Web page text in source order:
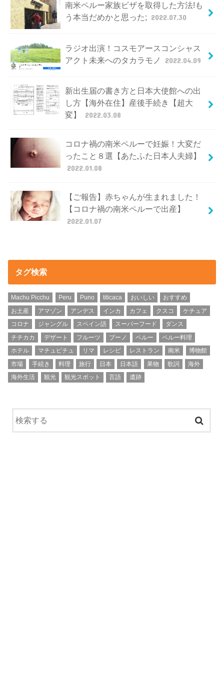
南米ペルー家族ビザを取得した方法!も
う本当だめかと思った; 2022.07.30
ラジオ出演！コスモアースコンシャス
アクト未来へのタカラモノ
2022.04.09
新出生届の書き方と日本大使館への出
し方【海外在住】産後手続き【超大
変】
2022.03.08
コロナ禍の南米ペルーで妊娠！大変だ
ったこと８選【あたふた日本人夫婦】
2022.01.08
【ご報告】赤ちゃんが生まれました！
【コロナ禍の南米ペルーで出産】
2022.01.07
タグ検索
Machu Picchu Peru Puno titicaca おいしい
おすすめ
お土産
アマゾン アンデス インカ カフェ クスコ
ケチュア
コロナ
ジャングル スペイン語 スーパーフード
ダンス
チチカカ
デザート フルーツ プーノ ペルー
ペルー料理
ホテル
マチュピチュ リマ レシピ レストラン 南米
博物館
市場
手続き 料理 旅行 日本 日本語 果物 歌詞
海外
海外生活
観光 観光スポット 言語 遺跡